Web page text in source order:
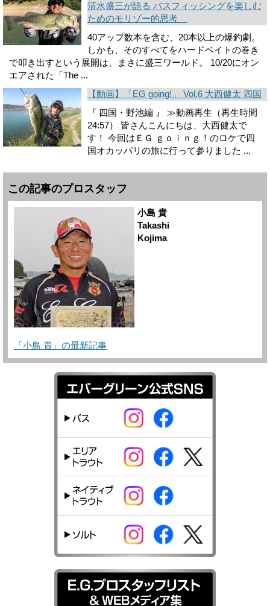
清水盛三が語る バスフィッシングを楽しむ
ためのモリゾー的思考
40アップ数本を含む、20本以上の爆釣劇。
しかも、そのすべてをハードベイトの巻き
で叩き出すという展開は、まさに盛三ワールド。 10/20にオン
エアされた「The ...
【動画】「EG going!」 Vol.6 大西健太 四国
『 四国・野池編 』 ≫動画再生（再生時間
24:57） 皆さんこんにちは、大西健太で
す！ 今回はＥＧ ｇｏｉｎｇ！のロケで四
国オカッパリの旅に行って参りました ...
この記事のプロスタッフ
小島 貴
Takashi
Kojima
「小島 貴」の最新記事